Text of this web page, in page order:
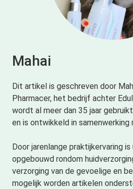
Mahai
Dit artikel is geschreven door
Pharmacer, het bedrijf achter
wordt al meer dan 35 jaar
en is ontwikkeld in
Door jarenlange praktijkervaring
opgebouwd rondom
verzorging van de gevoelige en
mogelijk worden artikelen